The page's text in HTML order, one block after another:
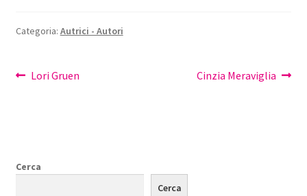
Categoria: Autrici - Autori
Navigazione
Articolo
Lori Gruen
Articolo
Cinzia Meraviglia
Cerca
Cerca